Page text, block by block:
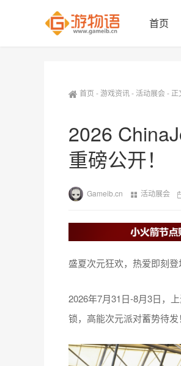
首页
首页 -游戏资讯-活动展会- 正
2026
重磅公开！
Gameib.cn 活动展会
盛夏次元狂欢，热爱即刻登
2026年7月31日-8月3日，
锁，高能次元派对蓄势待发！